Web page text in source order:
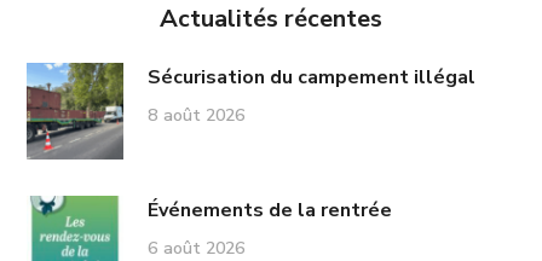
Actualités récentes
Sécurisation du campement illégal
8 août 2026
Événements de la rentrée
6 août 2026